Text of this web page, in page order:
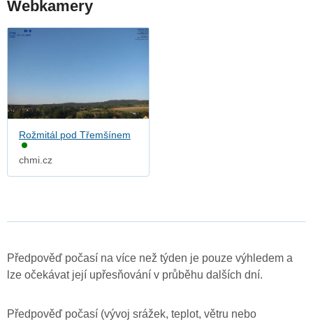
Webkamery
Rožmitál pod Třemšínem
chmi.cz
Předpověď počasí na více než týden je pouze výhledem a
lze očekávat její upřesňování v průběhu dalších dní.
Předpověď počasí (vývoj srážek, teplot, větru nebo